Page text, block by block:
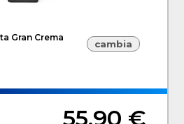
Gran Crema
cambia
55,90 €